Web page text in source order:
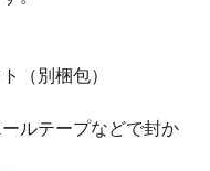
（別梱包）
ルテープなどで封か